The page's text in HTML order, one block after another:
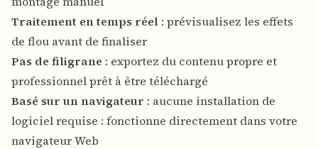
Traitement en temps réel : prévisualisez les effets
de flou avant de finaliser
Pas de filigrane : exportez du contenu propre et
professionnel prêt à être téléchargé
Basé sur un navigateur : aucune installation de
logiciel requise : fonctionne directement dans votre
navigateur Web